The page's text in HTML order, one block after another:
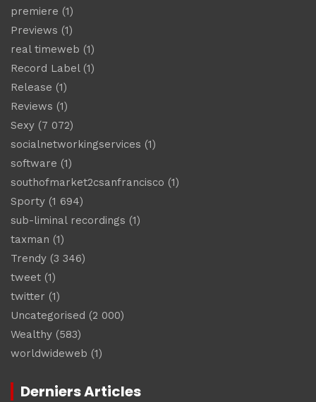
premiere (1)
Previews (1)
real timeweb (1)
Record Label(1)
Release (1)
Reviews (1)
Sexy (7 072)
socialnetworkingservices (1)
software (1)
southofmarket2csanfrancisco (1)
Sporty (1 694)
sub-liminal recordings (1)
taxman (1)
Trendy (3 346)
tweet (1)
twitter (1)
Uncategorised (2 000)
Wealthy (583)
worldwideweb (1)
Derniers Articles